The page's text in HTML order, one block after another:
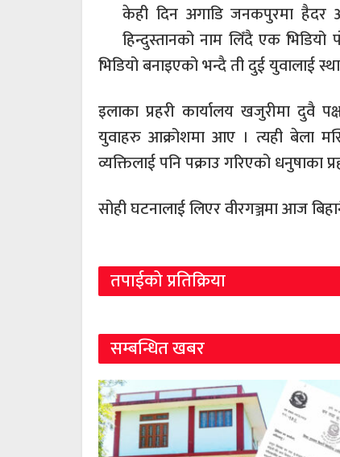
केही दिन अगाडि जनकपुरमा हैदर
हिन्दुस्तानको नाम लिँदै एक
भिडियो बनाइएको भन्दै ती दुई युवालाई
इलाका प्रहरी कार्यालय खजुरीमा दुवै
युवाहरु आक्रोशमा आए । त्यही बेला
व्यक्तिलाई पनि पक्राउ गरिएको धनुषाका
सोही घटनालाई लिएर वीरगञ्जमा आज
तपाईको प्रतिक्रिया
सम्बन्धित खबर